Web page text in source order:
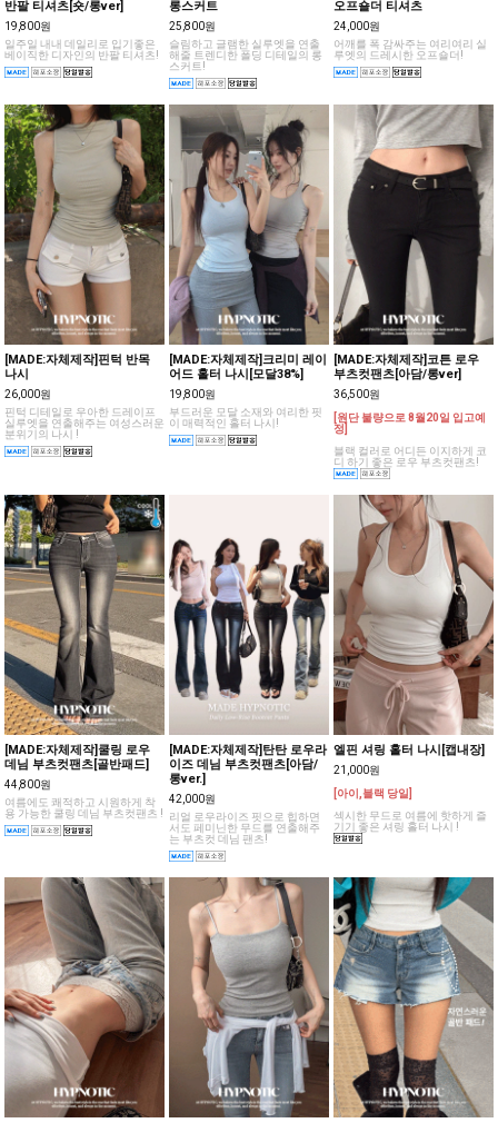
반팔 티셔츠[숏/롱ver]
19,800원
일주일 내내 데일리로 입기좋은
베이직한 디자인의 반팔 티셔츠!
롱스커트
25,800원
슬림하고 글램한 실루엣을 연출
해줄 트렌디한 폴딩 디테일의 롱
스커트!
오프숄더 티셔츠
24,000원
어깨를 폭 감싸주는 여리여리 실
루엣의 드레시한 오프숄더!
[MADE:자체제작]핀턱 반목
나시
26,000원
핀턱 디테일로 우아한 드레이프
실루엣을 연출해주는 여성스러운
분위기의 나시 !
[MADE:자체제작]크리미 레이
어드 홀터 나시[모달38%]
19,800원
부드러운 모달 소재와 여리한 핏
이 매력적인 홀터 나시!
[MADE:자체제작]코튼 로우
부츠컷팬츠[아담/롱ver]
36,500원
[원단 불량으로 8월20일 입고예
정]
블랙 컬러로 어디든 이지하게 코
디 하기 좋은 로우 부츠컷팬츠!
[MADE:자체제작]쿨링 로우
데님 부츠컷팬츠[골반패드]
44,800원
여름에도 쾌적하고 시원하게 착
용 가능한 쿨링 데님 부츠컷팬츠 !
[MADE:자체제작]탄탄 로우라
이즈 데님 부츠컷팬츠[아담/
롱ver.]
42,000원
리얼 로우라이즈 핏으로 힙하면
서도 페미닌한 무드를 연출해주
는 부츠컷 데님 팬츠!
엘핀 셔링 홀터 나시[캡내장]
21,000원
[아이,블랙 당일]
섹시한 무드로 여름에 핫하게 즐
기기 좋은 셔링 홀터 나시 !